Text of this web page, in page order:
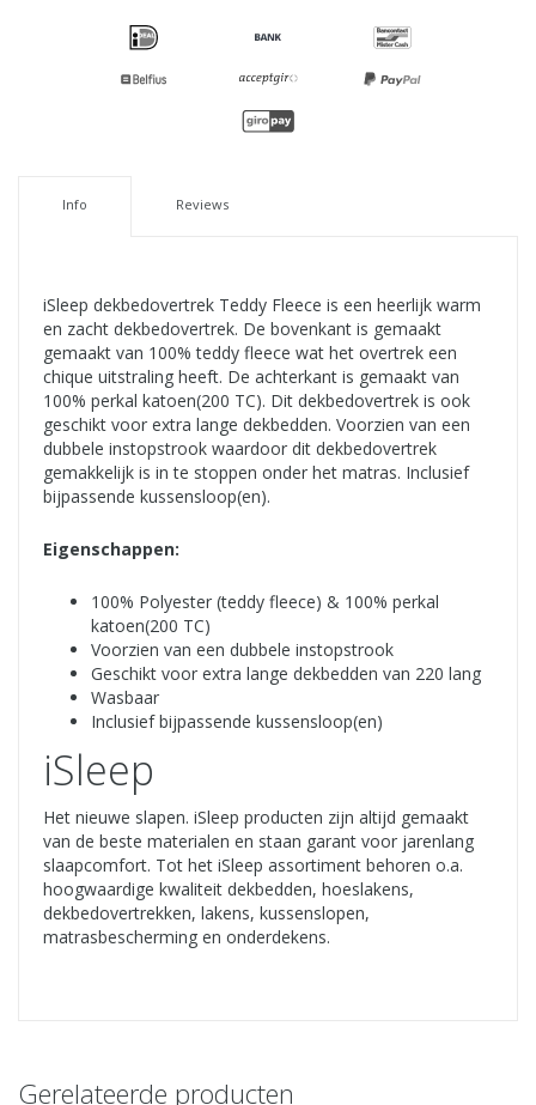
Info Reviews
iSleep dekbedovertrek Teddy Fleece is een heerlijk warm
en zacht dekbedovertrek. De bovenkant is gemaakt
gemaakt van 100% teddy fleece wat het overtrek een
chique uitstraling heeft. De achterkant is gemaakt van
100% perkal katoen(200 TC). Dit dekbedovertrek is ook
geschikt voor extra lange dekbedden. Voorzien van een
dubbele instopstrook waardoor dit dekbedovertrek
gemakkelijk is in te stoppen onder het matras. Inclusief
bijpassende kussensloop(en).
Eigenschappen:
100% Polyester (teddy fleece) & 100% perkal
katoen(200 TC)
Voorzien van een dubbele instopstrook
Geschikt voor extra lange dekbedden van 220 lang
Wasbaar
Inclusief bijpassende kussensloop(en)
iSleep
Het nieuwe slapen. iSleep producten zijn altijd gemaakt
van de beste materialen en staan garant voor jarenlang
slaapcomfort. Tot het iSleep assortiment behoren o.a.
hoogwaardige kwaliteit dekbedden, hoeslakens,
dekbedovertrekken, lakens, kussenslopen,
matrasbescherming en onderdekens.
Gerelateerde producten